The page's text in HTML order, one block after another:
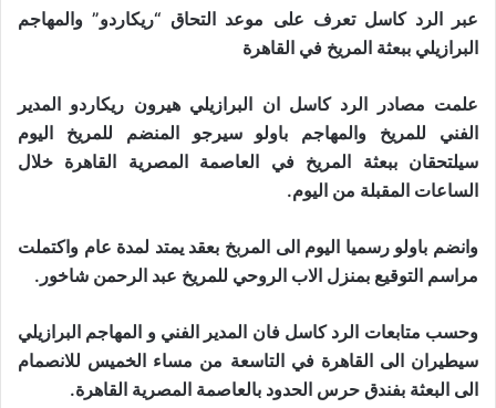
عبر الرد كاسل تعرف على موعد التحاق “ريكاردو” والمهاجم
البرازيلي ببعثة المريخ في القاهرة
علمت مصادر الرد كاسل ان البرازيلي هيرون ريكاردو المدير
الفني للمريخ والمهاجم باولو سيرجو المنضم للمريخ اليوم
سيلتحقان ببعثة المريخ في العاصمة المصرية القاهرة خلال
الساعات المقبلة من اليوم.
وانضم باولو رسميا اليوم الى المربخ بعقد يمتد لمدة عام واكتملت
مراسم التوقيع بمنزل الاب الروحي للمريخ عبد الرحمن شاخور.
وحسب متابعات الرد كاسل فان المدير الفني و المهاجم البرازيلي
سيطيران الى القاهرة في التاسعة من مساء الخميس للانصمام
الى البعثة بفندق حرس الحدود بالعاصمة المصرية القاهرة.